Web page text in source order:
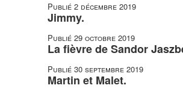
Publié 2 décembre 2019
Jimmy.
Publié 29 octobre 2019
La fièvre de Sandor
Publié 30 septembre 2019
Martin et Malet.